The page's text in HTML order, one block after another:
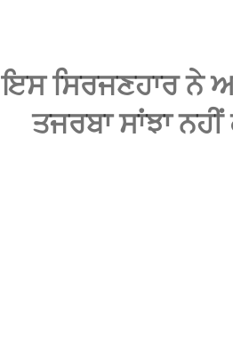
ਇਸ ਸਿਰਜਣਹਾਰ ਨੇ
ਤਜਰਬਾ ਸਾਂਝਾ ਨਹੀਂ